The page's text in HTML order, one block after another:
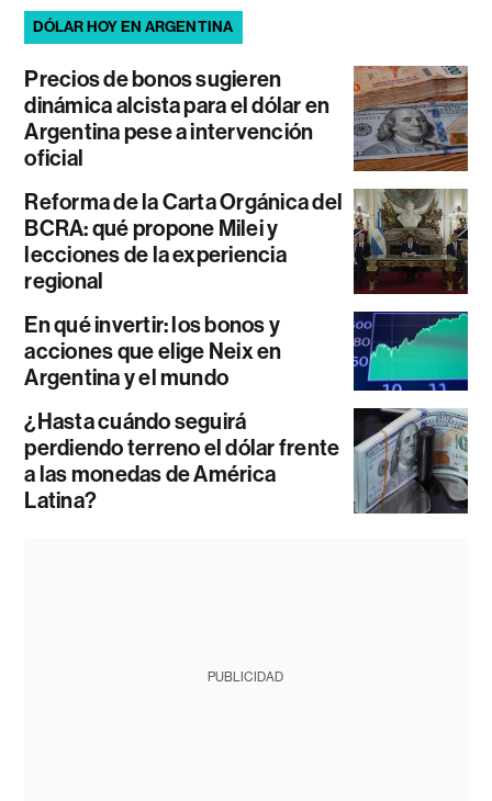
DÓLAR HOY EN ARGENTINA
Precios de bonos sugieren
dinámica alcista para el dólar en
Argentina pese a intervención
oficial
Reforma de la Carta Orgánica del
BCRA: qué propone Milei y
lecciones de la experiencia
regional
En qué invertir: los bonos y
acciones que elige Neix en
Argentina y el mundo
¿Hasta cuándo seguirá
perdiendo terreno el dólar frente
a las monedas de América
Latina?
PUBLICIDAD